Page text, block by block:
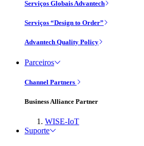
Serviços Globais Advantech
Serviços “Design to Order”
Advantech Quality Policy
Parceiros
Channel Partners
Business Alliance Partner
WISE-IoT
Suporte